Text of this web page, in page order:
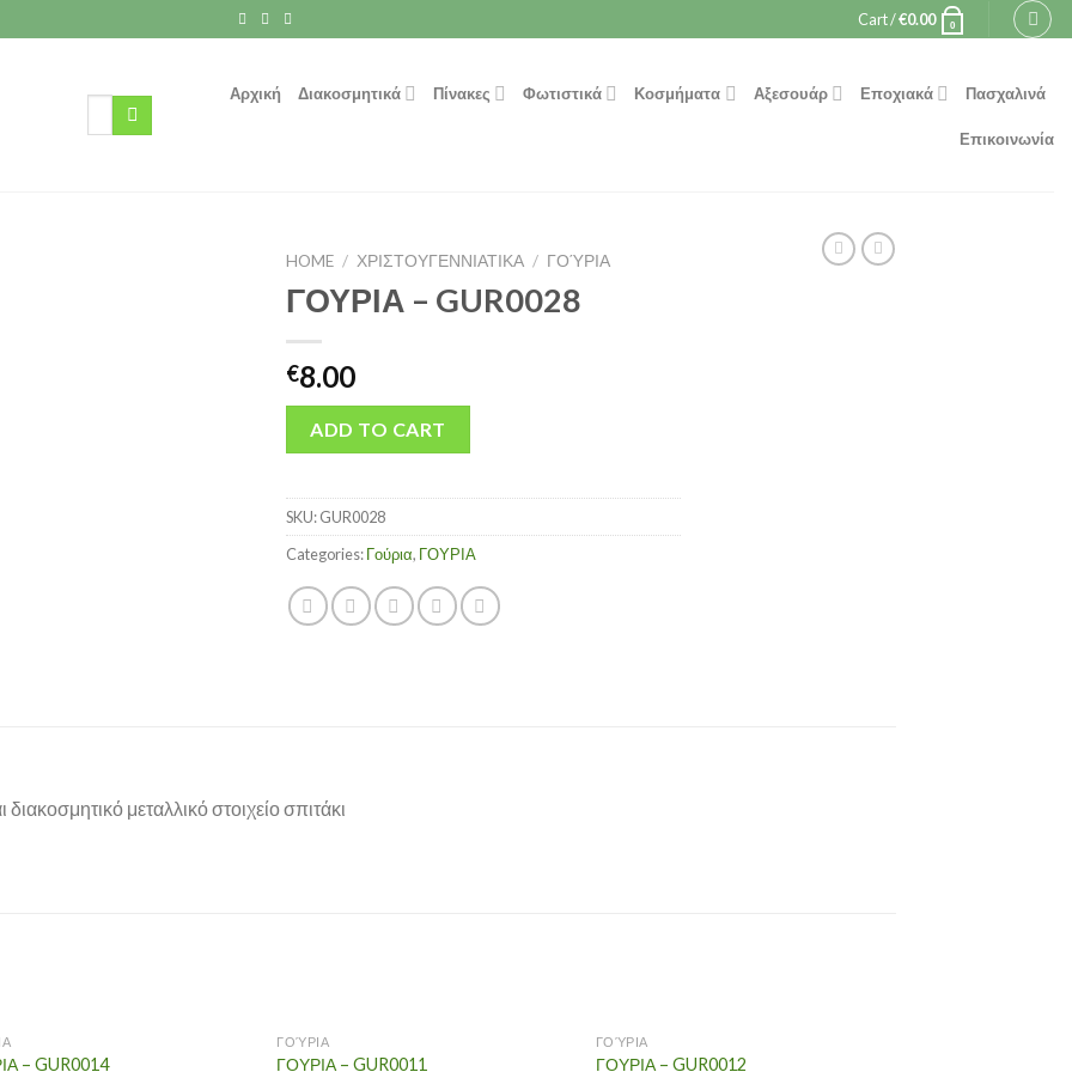
Cart /€0.00 0
Search
Αρχική Διακοσμητικά Πίνακες Φωτιστικά Κοσμήματα Αξεσουάρ Εποχιακά Πασχαλινά
Επικοινωνία
HOME / ΧΡΙΣΤΟΥΓΕΝΝΙΑΤΙΚΑ / ΓΟΎΡΙΑ
ΓΟΥΡΙΑ – GUR0028
€8.00
ADD TO CART
SKU:GUR0028
Categories:Γούρια, ΓΟΥΡΙΑ
μεταλλικό στοιχείο σπιτάκι
– GUR0014
ΓΟΎΡΙΑ
ΓΟΥΡΙΑ – GUR0011
ΓΟΎΡΙΑ
ΓΟΥΡΙΑ – GUR0012